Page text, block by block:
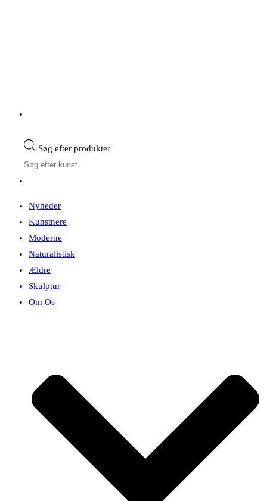
Søg efter produkter
Nyheder
Kunstnere
Moderne
Naturalistisk
Ældre
Skulptur
Om Os